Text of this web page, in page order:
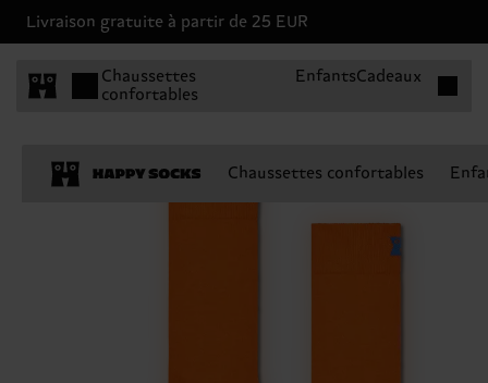
Livraison gratuite à partir de 25 EUR
Chaussettes
confortables
EnfantsCadeaux
Chaussettes confortables